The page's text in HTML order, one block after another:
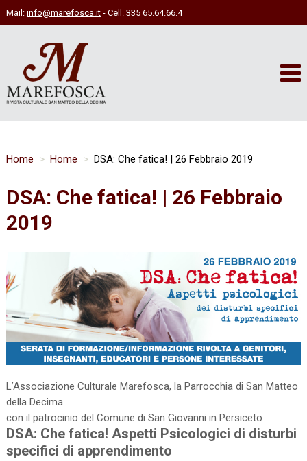
Mail: info@marefosca.it- Cell. 335 65.64.66.4
Home Home DSA: Che fatica! | 26 Febbraio 2019
DSA: Che fatica! | 26 Febbraio
2019
L’Associazione Culturale Marefosca, la Parrocchia di San Matteo
della Decima
con il patrocinio del Comune di San Giovanni in Persiceto
DSA: Che fatica! Aspetti Psicologici di disturbi
specifici di apprendimento